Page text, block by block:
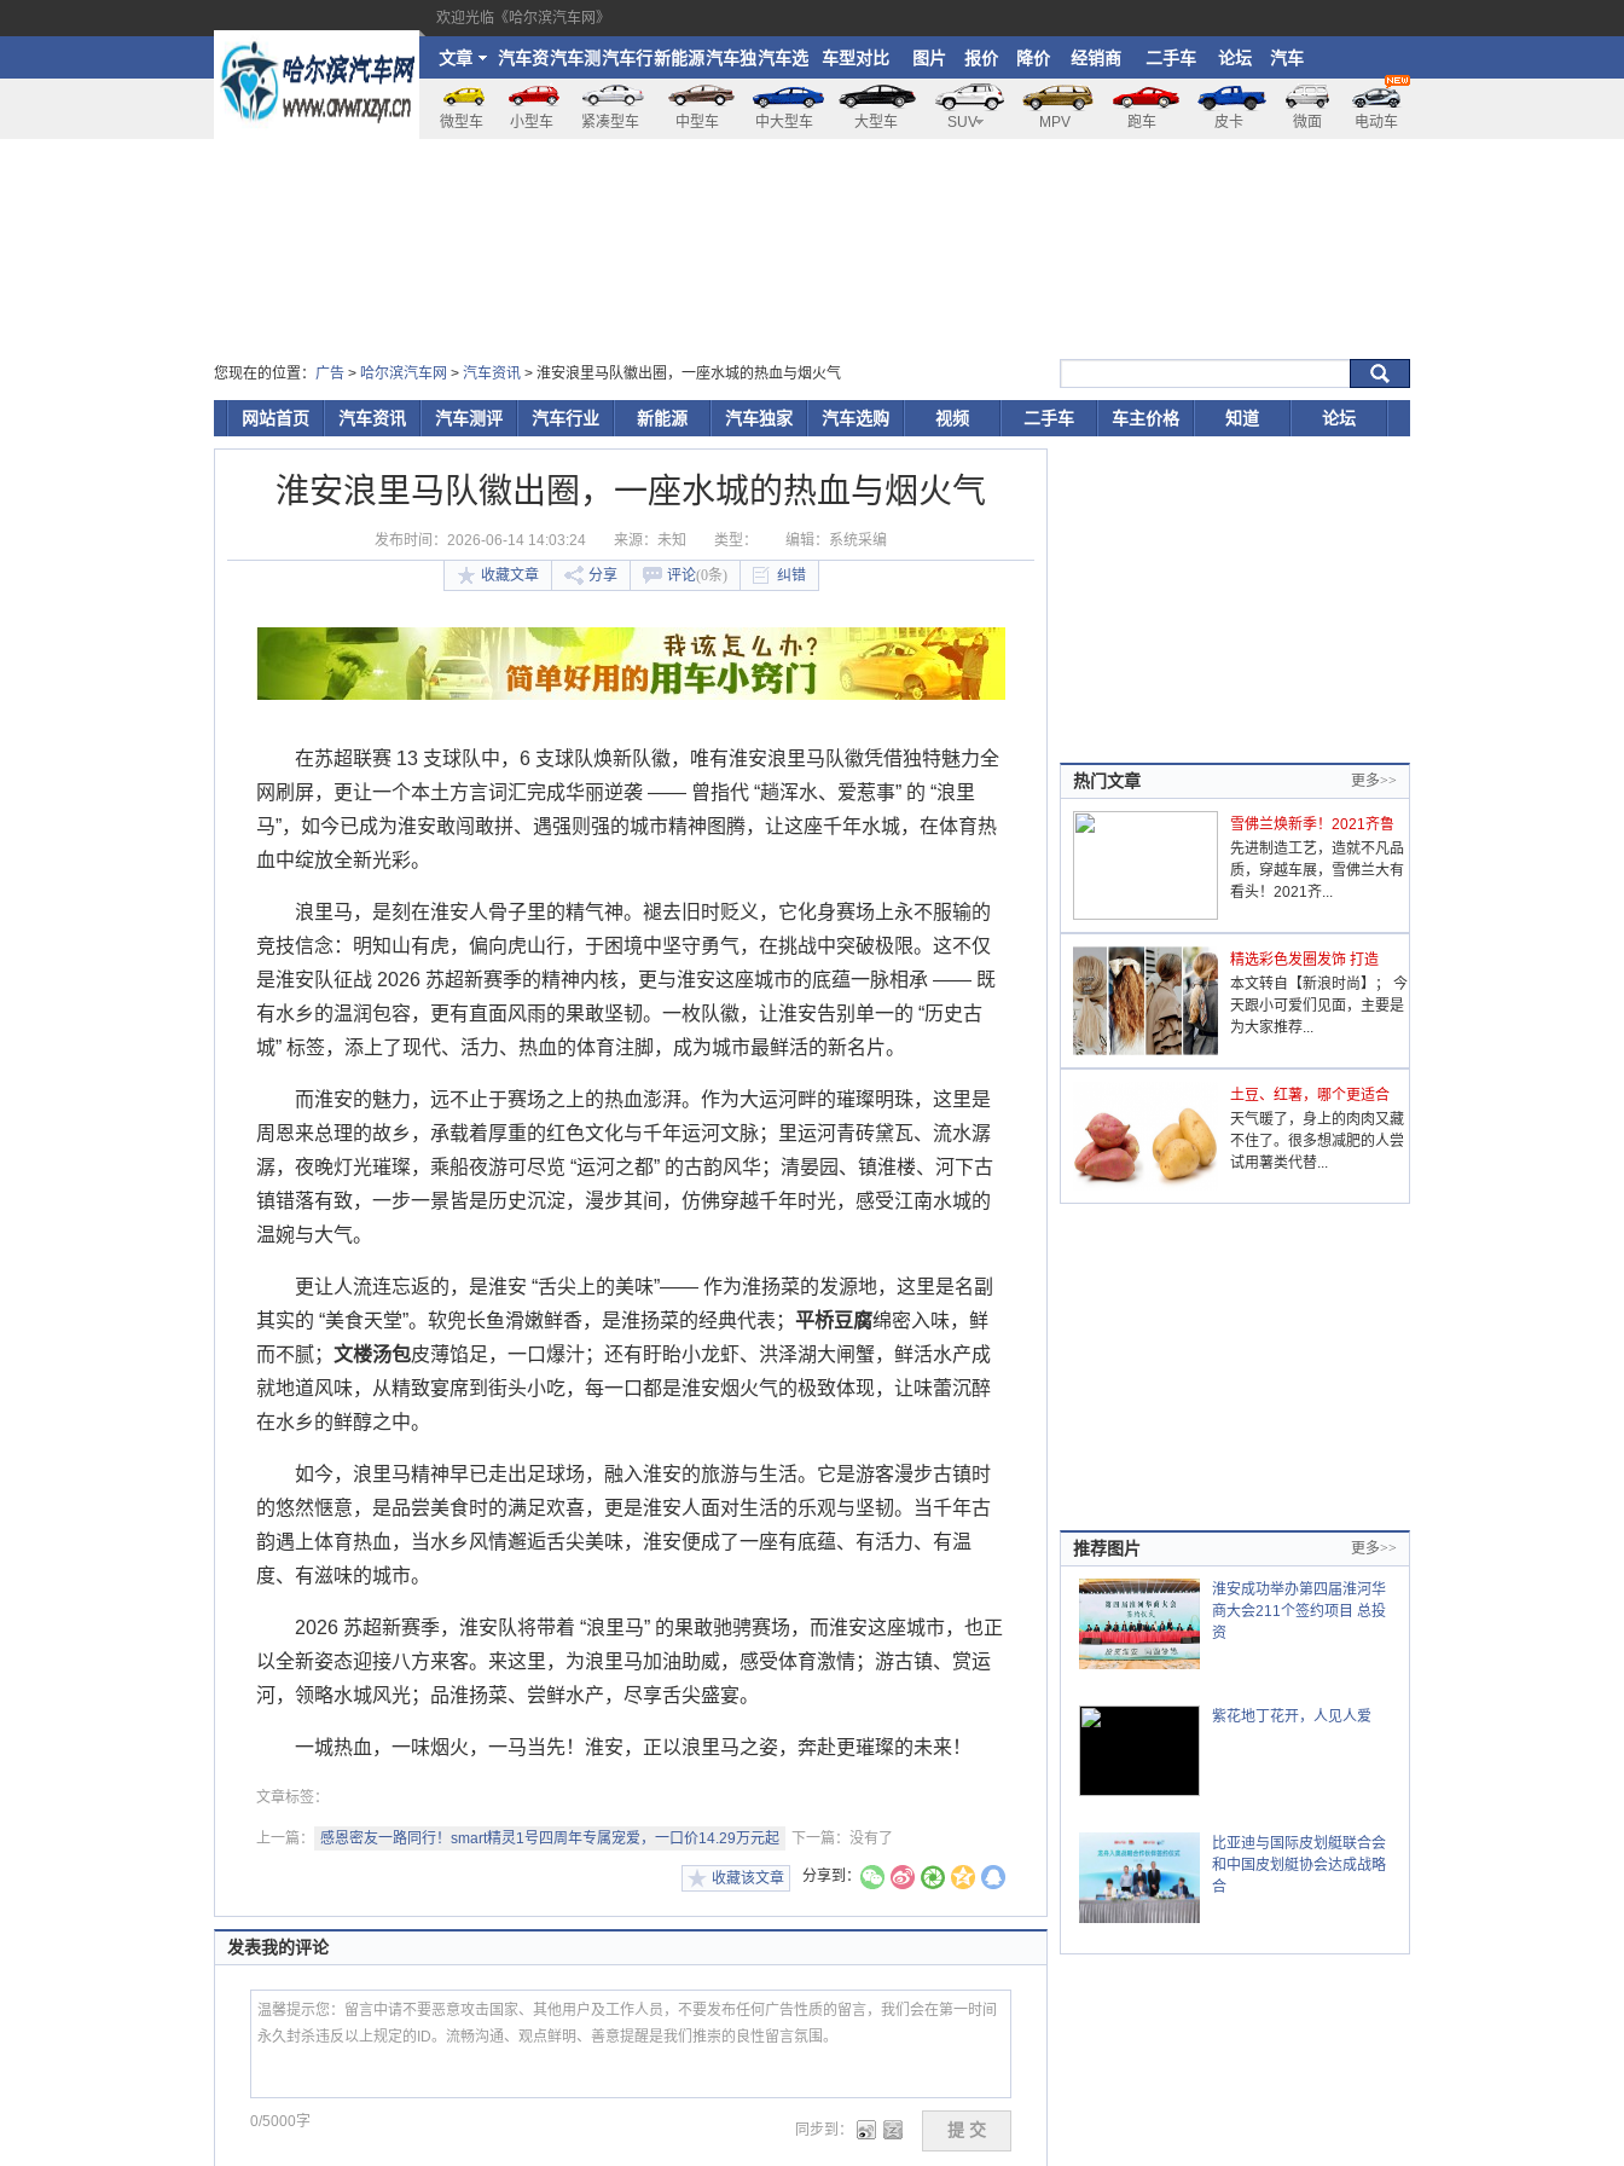
欢迎光临《哈尔滨汽车网》
文章 汽车资
讯
汽车测
评
汽车行
业
新能源汽车独
家
汽车选
购
车型对比 图片 报价 降价 经销商 二手车 论坛 汽车
微型车 小型车 紧凑型车 中型车 中大型车 大型车 SUV MPV 跑车 皮卡 微面 电动车
您现在的位置： 广告 > 哈尔滨汽车网 > 汽车资讯 > 淮安浪里马队徽出圈，一座水城的热血与烟火气
网站首页 汽车资讯 汽车测评 汽车行业 新能源 汽车独家 汽车选购 视频 二手车 车主价格 知道 论坛
淮安浪里马队徽出圈，一座水城的热血与烟火气
发布时间：2026-06-14 14:03:24 来源：未知 类型： 编辑：系统采编
收藏文章 分享 评论(0条) 纠错
在苏超联赛 13 支球队中，6 支球队焕新队徽，唯有淮安浪里马队徽凭借独特魅力全
网刷屏，更让一个本土方言词汇完成华丽逆袭 —— 曾指代 “趟浑水、爱惹事” 的 “浪里
马”，如今已成为淮安敢闯敢拼、遇强则强的城市精神图腾，让这座千年水城，在体育热
血中绽放全新光彩。
浪里马，是刻在淮安人骨子里的精气神。褪去旧时贬义，它化身赛场上永不服输的
竞技信念：明知山有虎，偏向虎山行，于困境中坚守勇气，在挑战中突破极限。这不仅
是淮安队征战 2026 苏超新赛季的精神内核，更与淮安这座城市的底蕴一脉相承 —— 既
有水乡的温润包容，更有直面风雨的果敢坚韧。一枚队徽，让淮安告别单一的 “历史古
城” 标签，添上了现代、活力、热血的体育注脚，成为城市最鲜活的新名片。
而淮安的魅力，远不止于赛场之上的热血澎湃。作为大运河畔的璀璨明珠，这里是
周恩来总理的故乡，承载着厚重的红色文化与千年运河文脉；里运河青砖黛瓦、流水潺
潺，夜晚灯光璀璨，乘船夜游可尽览 “运河之都” 的古韵风华；清晏园、镇淮楼、河下古
镇错落有致，一步一景皆是历史沉淀，漫步其间，仿佛穿越千年时光，感受江南水城的
温婉与大气。
更让人流连忘返的，是淮安 “舌尖上的美味”—— 作为淮扬菜的发源地，这里是名副
其实的 “美食天堂”。软兜长鱼滑嫩鲜香，是淮扬菜的经典代表； 平桥豆腐绵密入味，鲜
而不腻； 文楼汤包皮薄馅足，一口爆汁；还有盱眙小龙虾、洪泽湖大闸蟹，鲜活水产成
就地道风味，从精致宴席到街头小吃，每一口都是淮安烟火气的极致体现，让味蕾沉醉
在水乡的鲜醇之中。
如今，浪里马精神早已走出足球场，融入淮安的旅游与生活。它是游客漫步古镇时
的悠然惬意，是品尝美食时的满足欢喜，更是淮安人面对生活的乐观与坚韧。当千年古
韵遇上体育热血，当水乡风情邂逅舌尖美味，淮安便成了一座有底蕴、有活力、有温
度、有滋味的城市。
2026 苏超新赛季，淮安队将带着 “浪里马” 的果敢驰骋赛场，而淮安这座城市，也正
以全新姿态迎接八方来客。来这里，为浪里马加油助威，感受体育激情；游古镇、赏运
河，领略水城风光；品淮扬菜、尝鲜水产，尽享舌尖盛宴。
一城热血，一味烟火，一马当先！淮安，正以浪里马之姿，奔赴更璀璨的未来！
文章标签：
上一篇： 感恩密友一路同行！smart精灵1号四周年专属宠爱，一口价14.29万元起 下一篇：没有了
分享到：
收藏该文章
发表我的评论
0/5000字 提 交
同步到：
热门文章 更多>>
雪佛兰焕新季！2021齐鲁
先进制造工艺，造就不凡品
质，穿越车展，雪佛兰大有
看头！2021齐...
精选彩色发圈发饰 打造
本文转自【新浪时尚】； 今
天跟小可爱们见面，主要是
为大家推荐...
土豆、红薯，哪个更适合
天气暖了，身上的肉肉又藏
不住了。很多想减肥的人尝
试用薯类代替...
推荐图片 更多>>
淮安成功举办第四届淮河华
商大会211个签约项目 总投
资
紫花地丁花开，人见人爱
比亚迪与国际皮划艇联合会
和中国皮划艇协会达成战略
合